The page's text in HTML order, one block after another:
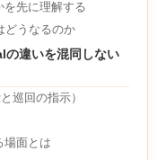
を先に理解する
どうなるのか
違いを混同しない
巡回の指示）
場面とは